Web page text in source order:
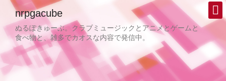
nrpgacube
ぬるぽきゅーぶ。クラブミュージックとアニメとゲームと
食べ物と、雑多でカオスな内容で発信中。